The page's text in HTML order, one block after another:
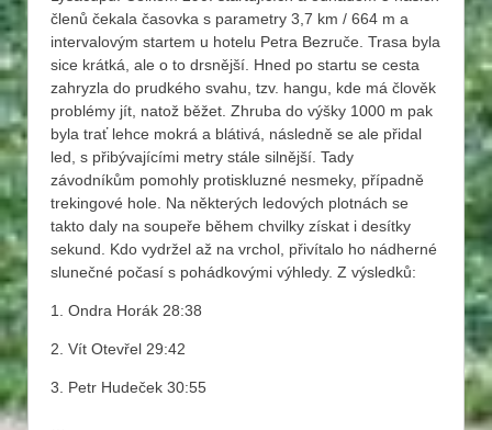
členů čekala časovka s parametry 3,7 km / 664 m a
intervalovým startem u hotelu Petra Bezruče. Trasa byla
sice krátká, ale o to drsnější. Hned po startu se cesta
zahryzla do prudkého svahu, tzv. hangu, kde má člověk
problémy jít, natož běžet. Zhruba do výšky 1000 m pak
byla trať lehce mokrá a blátivá, následně se ale přidal
led, s přibývajícími metry stále silnější. Tady
závodníkům pomohly protiskluzné nesmeky, případně
trekingové hole. Na některých ledových plotnách se
takto daly na soupeře během chvilky získat i desítky
sekund. Kdo vydržel až na vrchol, přivítalo ho nádherné
slunečné počasí s pohádkovými výhledy. Z výsledků:
1. Ondra Horák 28:38
2. Vít Otevřel 29:42
3. Petr Hudeček 30:55